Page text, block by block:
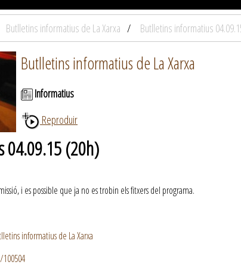
Butlletins informatius de La Xarxa Butlletins informatius
Butlletins informatius de La Xarxa
Informatius
Reproduir
04.09.15 (20h)
i es possible que ja no es trobin els fitxers del programa.
informatius de La Xarxa